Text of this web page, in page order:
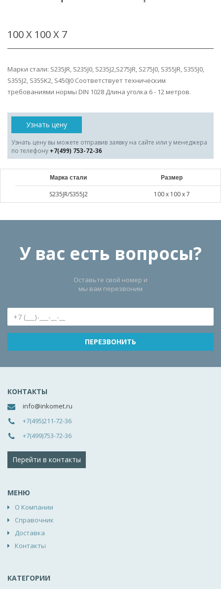
100 Х 100 Х 7
Марки стали: S235JR, S235J0, S235J2,S275JR, S275J0, S355JR, S355J0,
S355J2, S355K2, S450J0 Соответствует техническим
требованиями нормы DIN 1028 Длина уголка 6 - 12 метров.
Узнать цену
Узнать цену вы можете отправив заявку на сайте или у менеджера
по телефону +7(499) 753-72-36
Марка стали Размер
S235JR/S355J2 100 х 100 х 7
У вас есть вопросы?
Оставьте свой номер и
мы вам перезвоним
КОНТАКТЫ
info@inkomet.ru
+7(495)211-72-36
+7(499)753-72-36
Перейти в контакты
МЕНЮ
О Компании
Справочник
Доставка
Контакты
КАТЕГОРИИ